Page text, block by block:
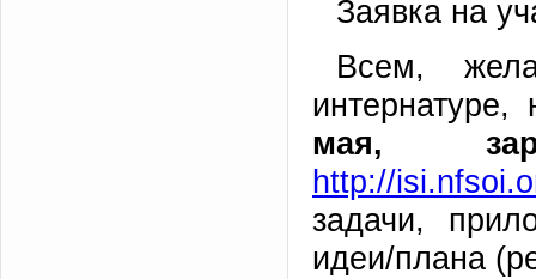
Заявка на
Всем,
мая,
http://
задачи,
идеи/плана